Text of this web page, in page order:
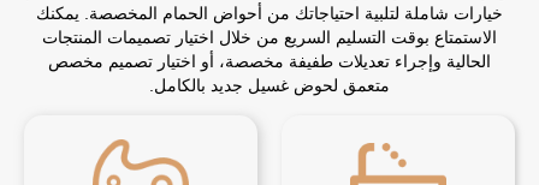
خيارات شاملة لتلبية احتياجاتك من أحواض الحمام المخصصة. يمكنك
الاستمتاع بوقت التسليم السريع من خلال اختيار تصميمات المنتجات
الحالية وإجراء تعديلات طفيفة مخصصة، أو اختيار تصميم مخصص
متعمق لحوض غسيل جديد بالكامل.